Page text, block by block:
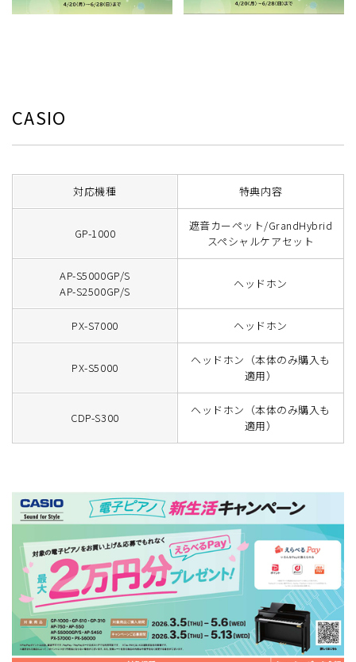
CASIO
対応機種 特典内容
GP-1000
遮音カーペット/GrandHybrid
スペシャルケアセット
AP-S5000GP/S
AP-S2500GP/S
ヘッドホン
PX-S7000 ヘッドホン
PX-S5000
ヘッドホン（本体のみ購入も
適用）
CDP-S300
ヘッドホン（本体のみ購入も
適用）